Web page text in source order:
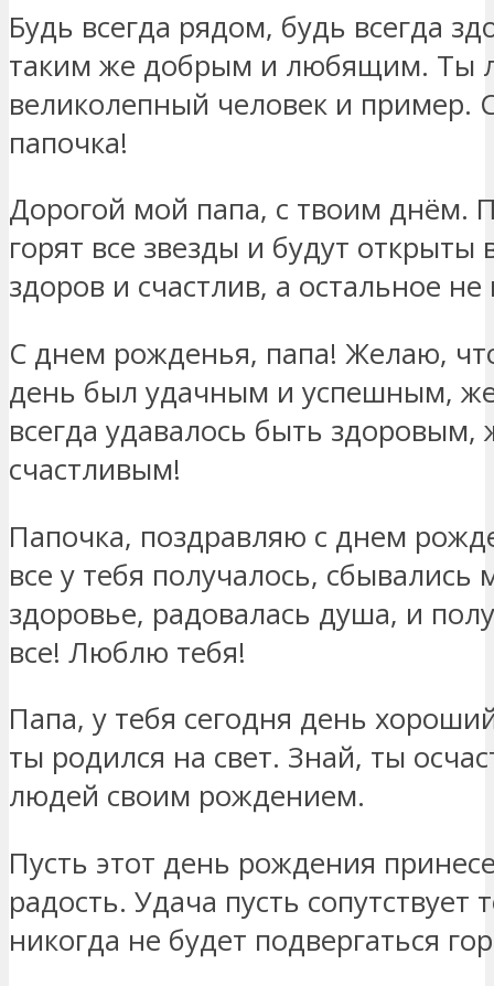
Будь всегда рядом, будь всегда
таким же добрым и любящим. Ты
великолепный человек и пример.
папочка!
Дорогой мой папа, с твоим днём.
горят все звезды и будут открыты
здоров и счастлив, а остальное
С днем рожденья, папа! Желаю,
день был удачным и успешным,
всегда удавалось быть
счастливым!
Папочка, поздравляю с днем
все у тебя получалось, сбывались
здоровье, радовалась душа, и
все! Люблю тебя!
Папа, у тебя сегодня день
ты родился на свет. Знай, ты
людей своим рождением.
Пусть этот день рождения
радость. Удача пусть сопутствует
никогда не будет подвергаться